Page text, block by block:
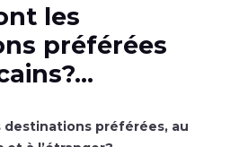
les
préférées
destinations préférées, au